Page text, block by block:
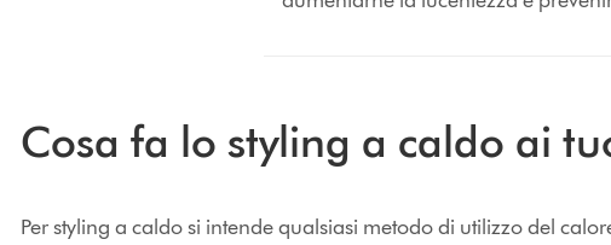
Cosa fa lo styling a caldo ai
Per styling a caldo si intende qualsiasi metodo di utilizzo del